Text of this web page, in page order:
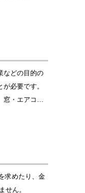
などの目的の
必要です。
窓・エアコ…
求めたり、金
せん。